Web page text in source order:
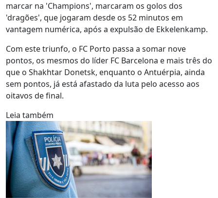
marcar na 'Champions', marcaram os golos dos
'dragões', que jogaram desde os 52 minutos em
vantagem numérica, após a expulsão de Ekkelenkamp.
Com este triunfo, o FC Porto passa a somar nove
pontos, os mesmos do líder FC Barcelona e mais três do
que o Shakhtar Donetsk, enquanto o Antuérpia, ainda
sem pontos, já está afastado da luta pelo acesso aos
oitavos de final.
Leia também